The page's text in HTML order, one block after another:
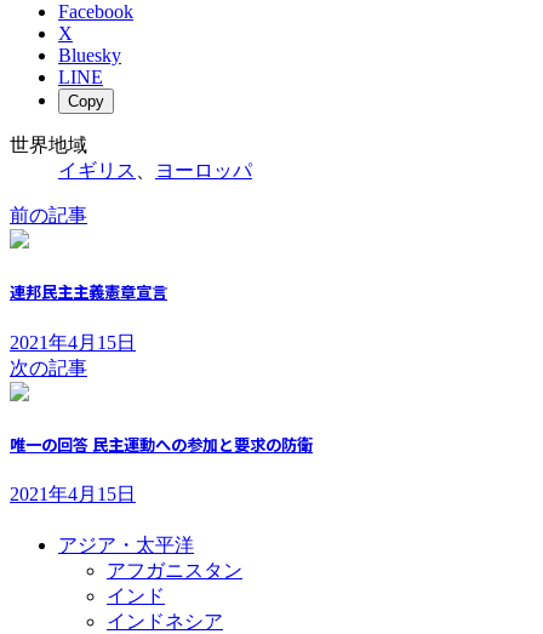
Facebook
X
Bluesky
LINE
Copy
世界地域
イギリス
ヨーロッパ
前の記事
連邦民主主義憲章宣言
2021年4月15日
次の記事
唯一の回答 民主運動への参加と要求の防衛
2021年4月15日
アジア・太平洋
アフガニスタン
インド
インドネシア